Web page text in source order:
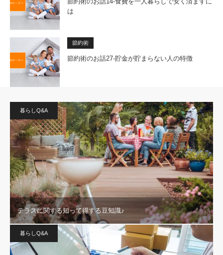
は
節約術
節約術のお話27-貯金が貯まらない人の特徴
暮らしQ&A
テラスに関する知って得する豆知識♪
暮らしQ&A